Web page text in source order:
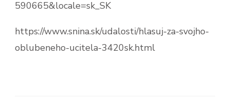
590665&locale=sk_SK
https://www.snina.sk/udalosti/hlasuj-za-svojho-
oblubeneho-ucitela-3420sk.html